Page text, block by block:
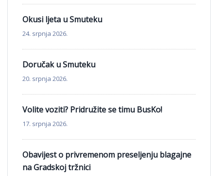
Okusi ljeta u Smuteku
24. srpnja 2026.
Doručak u Smuteku
20. srpnja 2026.
Volite voziti? Pridružite se timu BusKo!
17. srpnja 2026.
Obavijest o privremenom preseljenju blagajne
na Gradskoj tržnici